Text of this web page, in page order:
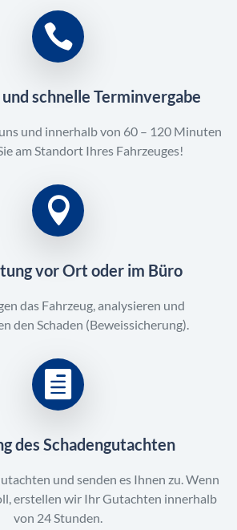
schnelle Terminvergabe
und innerhalb von 60 – 120 Minuten
am Standort Ihres Fahrzeuges!
vor Ort oder im Büro
das Fahrzeug, analysieren und
den Schaden (Beweissicherung).
des Schadengutachten
und senden es Ihnen zu. Wenn
erstellen wir Ihr Gutachten innerhalb
von 24 Stunden.